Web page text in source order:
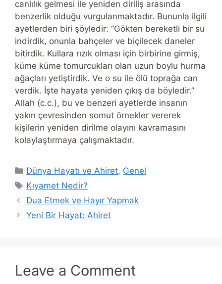
canlılık gelmesi ile yeniden diriliş arasında
benzerlik olduğu vurgulanmaktadır. Bununla ilgili
ayetlerden biri şöyledir: “Gökten bereketli bir su
indirdik, onunla bahçeler ve biçilecek daneler
bitirdik. Kullara rızık olması için birbirine girmiş,
küme küme tomurcukları olan uzun boylu hurma
ağaçları yetiştirdik. Ve o su ile ölü toprağa can
verdik. İşte hayata yeniden çıkış da böyledir.”
Allah (c.c.), bu ve benzeri ayetlerde insanın
yakın çevresinden somut örnekler vererek
kişilerin yeniden dirilme olayını kavramasını
kolaylaştırmaya çalışmaktadır.
Categories
Dünya Hayatı ve Ahiret, Genel
Tags
Kıyamet Nedir?
Dua Etmek ve Hayır Yapmak
Yeni Bir Hayat: Ahiret
Leave a Comment